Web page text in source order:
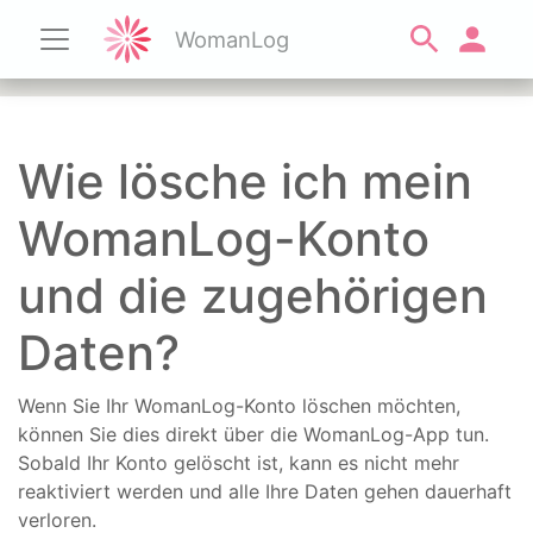
WomanLog
Wie lösche ich mein
WomanLog-Konto
und die zugehörigen
Daten?
Wenn Sie Ihr WomanLog-Konto löschen möchten,
können Sie dies direkt über die WomanLog-App tun.
Sobald Ihr Konto gelöscht ist, kann es nicht mehr
reaktiviert werden und alle Ihre Daten gehen dauerhaft
verloren.